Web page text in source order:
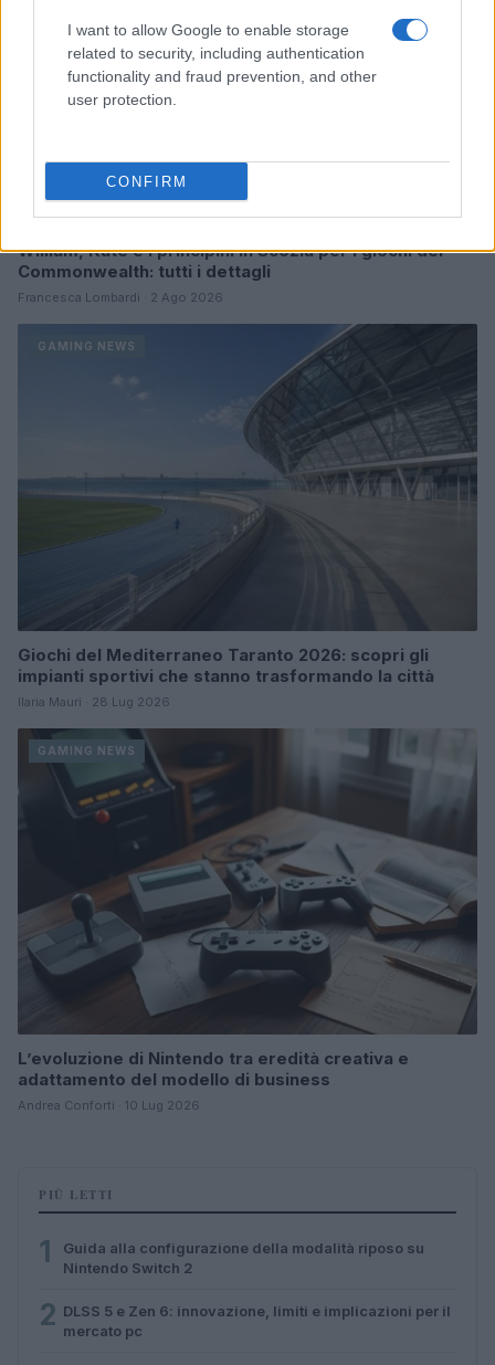
I want to allow Google to enable storage
related to security, including authentication
functionality and fraud prevention, and other
user protection.
CONFIRM
William, Kate e i principini in Scozia per i giochi del
Commonwealth: tutti i dettagli
Francesca Lombardi · 2 Ago 2026
GAMING NEWS
Giochi del Mediterraneo Taranto 2026: scopri gli
impianti sportivi che stanno trasformando la città
Ilaria Mauri · 28 Lug 2026
GAMING NEWS
L’evoluzione di Nintendo tra eredità creativa e
adattamento del modello di business
Andrea Conforti · 10 Lug 2026
PIÙ LETTI
1
Guida alla configurazione della modalità riposo su
Nintendo Switch 2
2 DLSS 5 e Zen 6: innovazione, limiti e implicazioni per il
mercato pc